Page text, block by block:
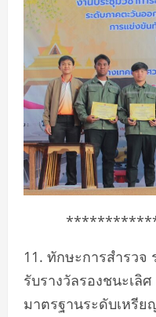
11. ทักษะการสำรวจ
รับรางวัลรองชนะเลิ
มาตรฐานระดับเหรีย